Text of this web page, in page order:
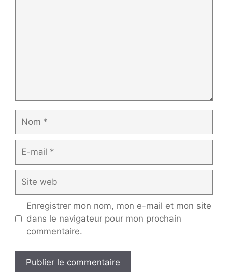
mail
web
Enregistrer mon nom, mon e-mail et mon site
dans le navigateur pour mon prochain
commentaire.